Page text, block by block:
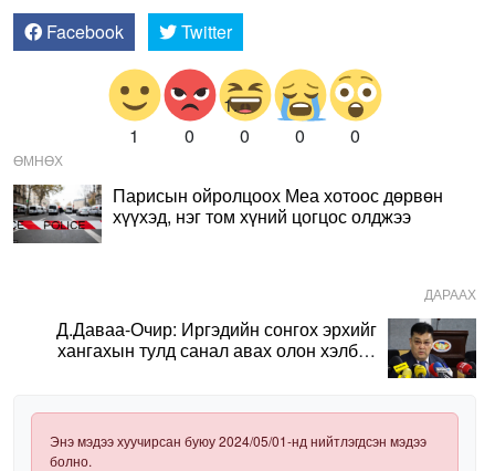
Facebook Twitter
1 0 0 0 0
ӨМНӨХ
Парисын ойролцоох Меа хотоос дөрвөн
хүүхэд, нэг том хүний цогцос олджээ
ДАРААХ
Д.Даваа-Очир: Иргэдийн сонгох эрхийг
хангахын тулд санал авах олон хэлбэр
Энэ мэдээ хуучирсан буюу 2024/05/01-нд нийтлэгдсэн мэдээ
болно.